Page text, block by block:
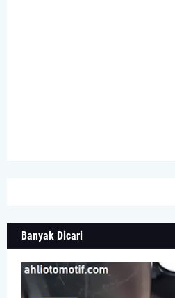
Banyak Dicari